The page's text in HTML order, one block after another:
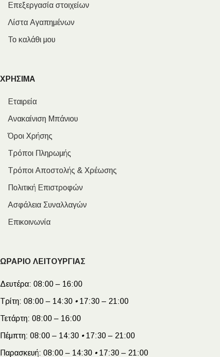
Επεξεργασία στοιχείων
Λίστα Αγαπημένων
Το καλάθι μου
ΧΡΗΣΙΜΑ
Εταιρεία
Ανακαίνιση Μπάνιου
Όροι Χρήσης
Τρόποι Πληρωμής
Τρόποι Αποστολής & Χρέωσης
Πολιτική Επιστροφών
Ασφάλεια Συναλλαγών
Επικοινωνία
ΩΡΑΡΙΟ ΛΕΙΤΟΥΡΓΙΑΣ
Δευτέρα: 08:00 – 16:00
Τρίτη: 08:00 – 14:30 •17:30 – 21:00
Τετάρτη: 08:00 – 16:00
Πέμπτη: 08:00 – 14:30 •17:30 – 21:00
Παρασκευή: 08:00 – 14:30 •17:30 – 21:00